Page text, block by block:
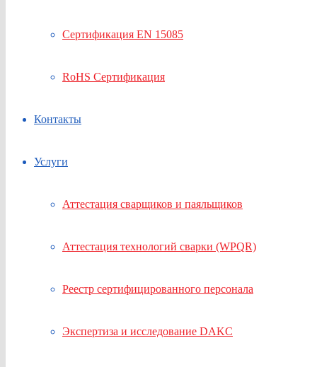
Сертификация EN 15085
RoHS Сертификация
Контакты
Услуги
Аттестация сварщиков и паяльщиков
Аттестация технологий сварки (WPQR)
Реестр сертифицированного персонала
Экспертиза и исследование DAKC